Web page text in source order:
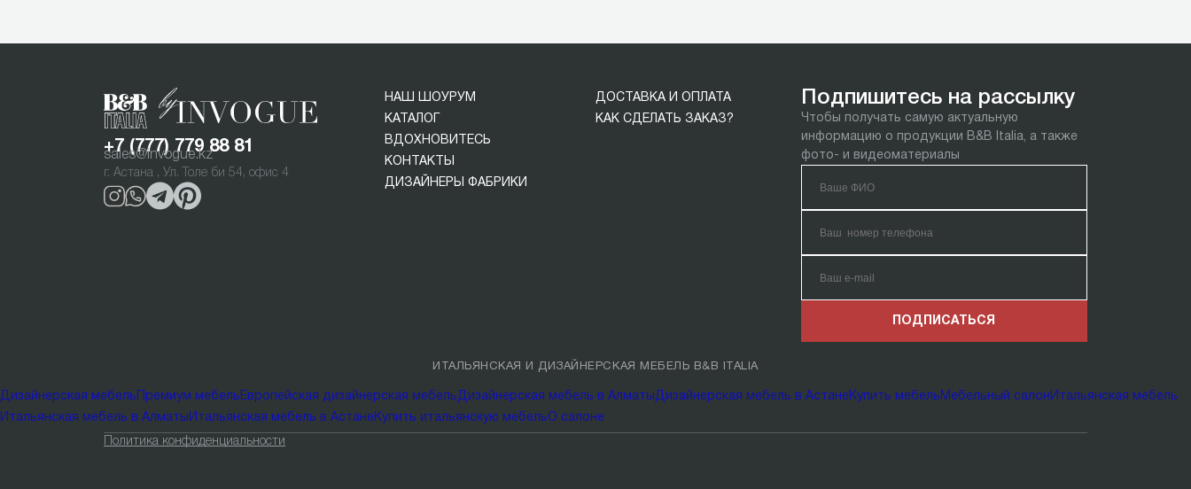
+7 (777) 779 88 81
sales@invogue.kz
г. Астана , Ул. Толе би 54, офис 4
НАШ ШОУРУМ
КАТАЛОГ
ВДОХНОВИТЕСЬ
КОНТАКТЫ
ДИЗАЙНЕРЫ ФАБРИКИ
ДОСТАВКА И ОПЛАТА
КАК СДЕЛАТЬ ЗАКАЗ?
Подпишитесь на рассылку
Чтобы получать самую актуальную
информацию о продукции B&B Italia, а также
фото- и видеоматериалы
ПОДПИСАТЬСЯ
ИТАЛЬЯНСКАЯ И ДИЗАЙНЕРСКАЯ МЕБЕЛЬ B&B ITALIA
Дизайнерская мебель Премиум мебель Европейская дизайнерская мебельДизайнерская мебель в АлматыДизайнерская мебель в АстанеКупить мебель Мебельный салон Итальянская мебель
Итальянская мебель в Алматы Итальянская мебель в АстанеКупить итальянскую мебельО салоне
Политика конфиденциальности